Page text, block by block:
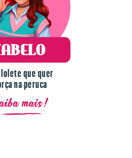
que quer
na peruca
mais!